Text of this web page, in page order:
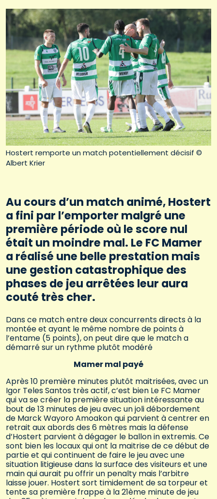
Hostert remporte un match potentiellement décisif ©
Albert Krier
Au cours d’un match animé, Hostert
a fini par l’emporter malgré une
première période où le score nul
était un moindre mal. Le FC Mamer
a réalisé une belle prestation mais
une gestion catastrophique des
phases de jeu arrêtées leur aura
couté très cher.
Dans ce match entre deux concurrents directs à la
montée et ayant le même nombre de points à
l’entame (5 points), on peut dire que le match a
démarré sur un rythme plutôt modéré
Mamer mal payé
Après 10 première minutes plutôt maitrisées, avec un
Igor Teles Santos très actif, c’est bien Le FC Mamer
qui va se créer la première situation intéressante au
bout de 13 minutes de jeu avec un joli débordement
de Marck Wayoro Amoakon qui parvient à centrer en
retrait aux abords des 6 mètres mais la défense
d’Hostert parvient à dégager le ballon in extremis. Ce
sont bien les locaux qui ont la maitrise de ce début de
partie et qui continuent de faire le jeu avec une
situation litigieuse dans la surface des visiteurs et une
main qui aurait pu offrir un penalty mais l’arbitre
laisse jouer. Hostert sort timidement de sa torpeur et
tente sa première frappe à la 21ème minute de jeu